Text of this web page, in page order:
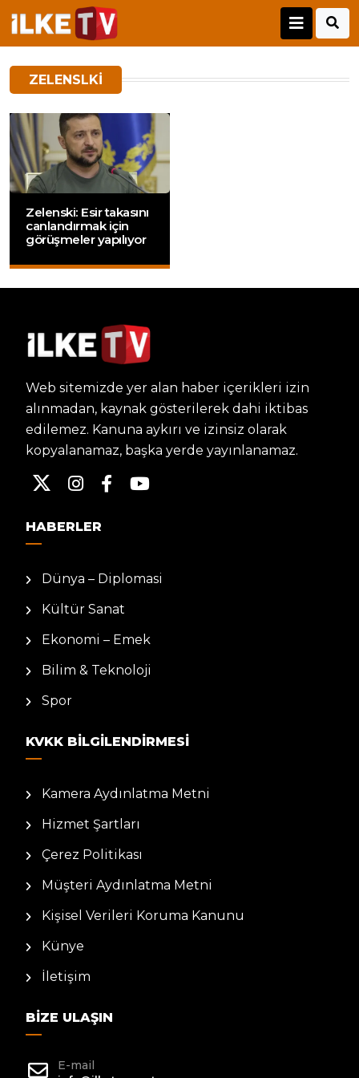
ZELENSLKI
Zelenski: Esir takasını
canlandırmak için
görüşmeler yapılıyor
Web sitemizde yer alan haber içerikleri izin
alınmadan, kaynak gösterilerek dahi iktibas
edilemez. Kanuna aykırı ve izinsiz olarak
kopyalanamaz, başka yerde yayınlanamaz.
HABERLER
Dünya – Diplomasi
Kültür Sanat
Ekonomi – Emek
Bilim & Teknoloji
Spor
KVKK BILGILENDIRMESI
Kamera Aydınlatma Metni
Hizmet Şartları
Çerez Politikası
Müşteri Aydınlatma Metni
Kişisel Verileri Koruma Kanunu
Künye
İletişim
BIZE ULAŞIN
E-mail